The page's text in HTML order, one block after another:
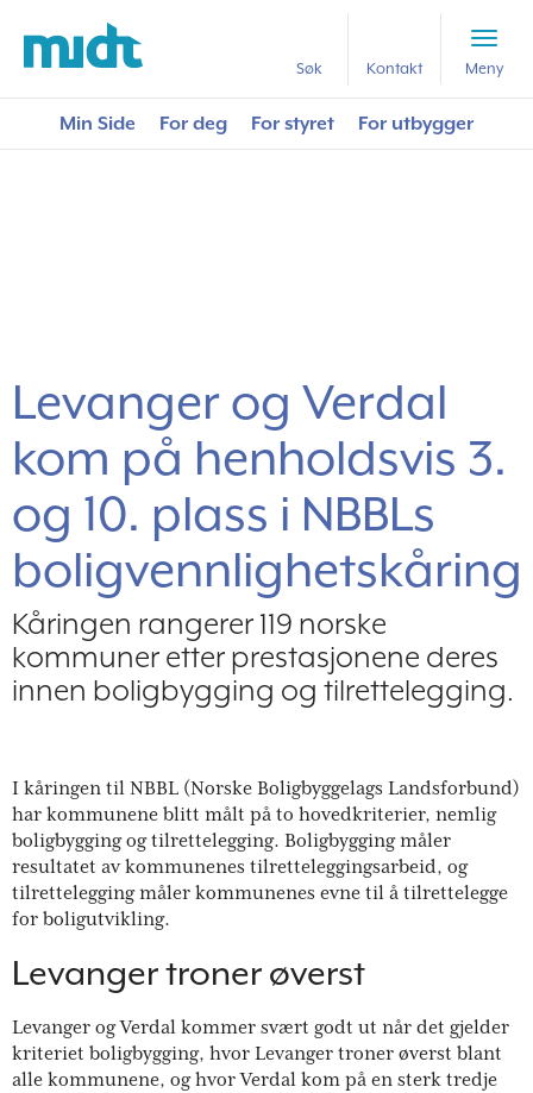
Søk Kontakt Meny
Min Side For deg For styret For utbygger
Forside
Nyttig lesestoff
Levanger og Verdal kom på henholdsvis 3. og 10. plass i
Levanger og Verdal
kom på henholdsvis 3.
og 10. plass i NBBLs
boligvennlighetskåring
Kåringen rangerer 119 norske
kommuner etter prestasjonene deres
innen boligbygging og tilrettelegging.
I kåringen til NBBL (Norske Boligbyggelags Landsforbund)
har kommunene blitt målt på to hovedkriterier, nemlig
boligbygging og tilrettelegging. Boligbygging måler
resultatet av kommunenes tilretteleggingsarbeid, og
tilrettelegging måler kommunenes evne til å tilrettelegge
for boligutvikling.
Levanger troner øverst
Levanger og Verdal kommer svært godt ut når det gjelder
kriteriet boligbygging, hvor Levanger troner øverst blant
alle kommunene, og hvor Verdal kom på en sterk tredje